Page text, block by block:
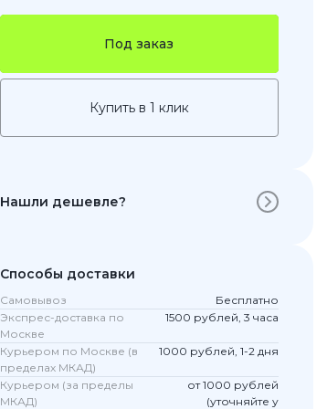
Под заказ
Купить в 1 клик
Нашли дешевле?
Способы доставки
Самовывоз
Бесплатно
Экспрес-доставка по
Москве
1500 рублей, 3 часа
Курьером по Москве (в
пределах МКАД)
1000 рублей, 1-2 дня
Курьером (за пределы
МКАД)
от 1000 рублей
(уточняйте у